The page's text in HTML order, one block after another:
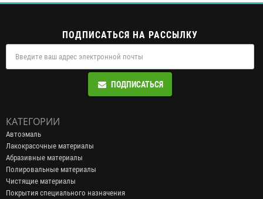
ПОДПИСАТЬСЯ НА РАССЫЛКУ
ПОДПИСАТЬСЯ
КАТЕГОРИИ
Автоэмаль
Лакокрасочные материалы
Абразивные материалы
Полировальные материалы
Чистящие материалы
Покрытия специального назначения